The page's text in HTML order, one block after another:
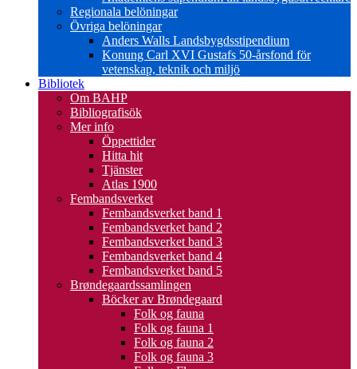
Regionala belöningar
Övriga belöningar
Anders Walls Landsbygdsstipendium
Konung Carl XVI Gustafs 50-årsfond för
vetenskap, teknik och miljö
Bibliotek
Om BAHP
Bibliografisök
Mer info
Öppettider
Hitta hit
Tjänster
Atlas 1900
Fembandsverket
Fembandsverket band 1
Fembandsverket band 2
Fembandsverket band 3
Fembandsverket band 4
Fembandsverket band 5
Brøndegaardssamlingen
Böcker av Brøndegaard
Folk og fauna
Folk og fauna 1
Folk og fauna 2
Folk og fauna 3